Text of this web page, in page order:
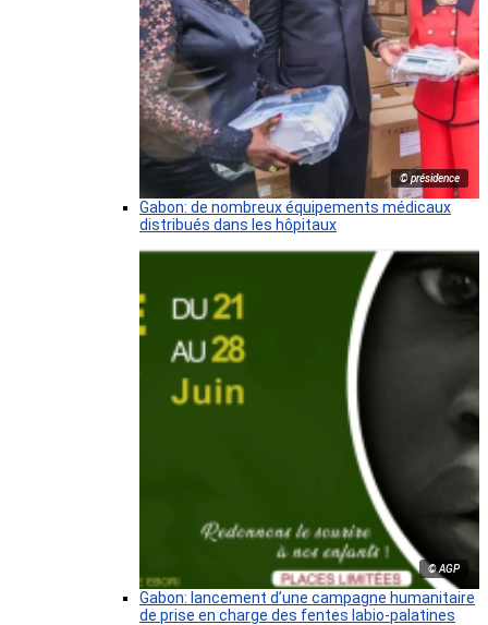
© présidence
Gabon: de nombreux équipements médicaux
distribués dans les hôpitaux
© AGP
Gabon: lancement d’une campagne humanitaire
de prise en charge des fentes labio-palatines